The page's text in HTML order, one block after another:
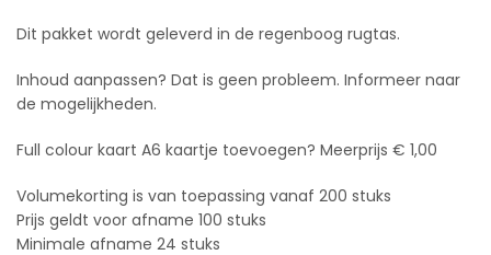
Dit pakket wordt geleverd in de regenboog rugtas.
Inhoud aanpassen? Dat is geen probleem. Informeer naar
de mogelijkheden.
Full colour kaart A6 kaartje toevoegen? Meerprijs € 1,00
Volumekorting is van toepassing vanaf 200 stuks
Prijs geldt voor afname 100 stuks
Minimale afname 24 stuks